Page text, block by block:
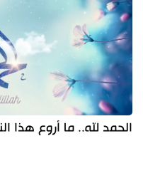
الحمد لله.. ما أروع هذا